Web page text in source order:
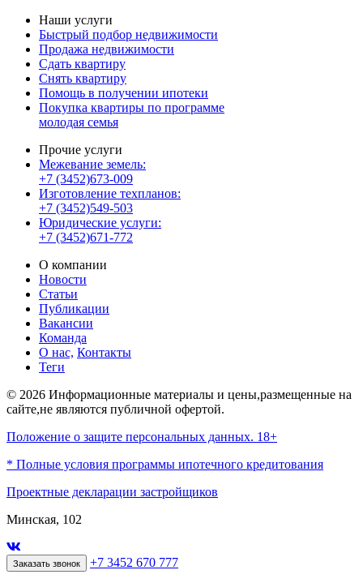
Наши услуги
Быстрый подбор недвижимости
Продажа недвижимости
Сдать квартиру
Снять квартиру
Помощь в получении ипотеки
Покупка квартиры по программе
молодая семья
Прочие услуги
Межевание земель:
+7 (3452)673-009
Изготовление техпланов:
+7 (3452)549-503
Юридические услуги:
+7 (3452)671-772
О компании
Новости
Статьи
Публикации
Вакансии
Команда
О нас, Контакты
Теги
© 2026 Информационные материалы и цены,размещенные на
сайте,не являются публичной офертой.
Положение о защите персональных данных. 18+
* Полные условия программы ипотечного кредитования
Проектные декларации застройщиков
Минская, 102
Заказать звонок +7 3452 670 777